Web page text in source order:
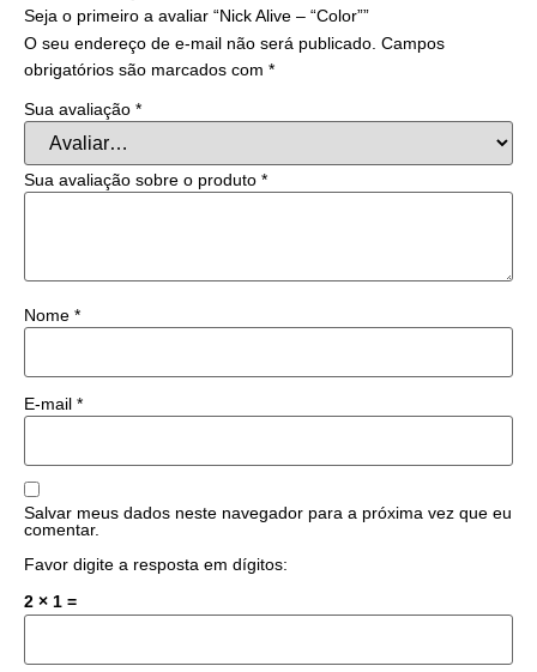
Seja o primeiro a avaliar “Nick Alive – “Color””
O seu endereço de e-mail não será publicado. Campos
obrigatórios são marcados com *
Sua avaliação *
Sua avaliação sobre o produto *
Nome *
E-mail *
Salvar meus dados neste navegador para a próxima vez que eu
comentar.
Favor digite a resposta em dígitos:
2 × 1 =